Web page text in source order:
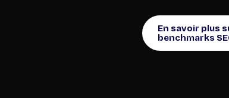
En savoir plus
benchmarks